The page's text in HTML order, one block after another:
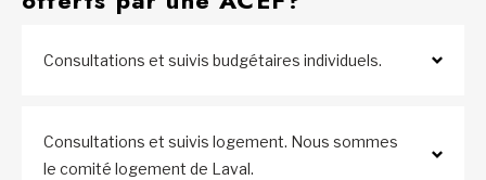
Consultations et suivis budgétaires individuels.
Consultations et suivis logement. Nous sommes
le comité logement de Laval.